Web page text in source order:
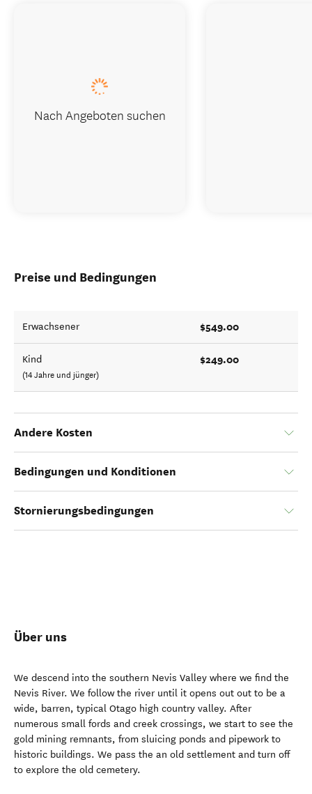
Preise und Bedingungen
Erwachsener $549.00
Kind
(14 Jahre und jünger)
$249.00
Andere Kosten
Bedingungen und Konditionen
Stornierungsbedingungen
Über uns
We descend into the southern Nevis Valley where we find the
Nevis River. We follow the river until it opens out out to be a
wide, barren, typical Otago high country valley. After
numerous small fords and creek crossings, we start to see the
gold mining remnants, from sluicing ponds and pipework to
historic buildings. We pass the an old settlement and turn off
to explore the old cemetery.
Nach Angeboten suchen